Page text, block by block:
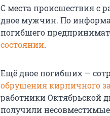
С места происшествия с
двое мужчин. По
погибшего
состоянии.
Ещё двое погибших —
обрушения кирпичного
работники Октябрьской
получили